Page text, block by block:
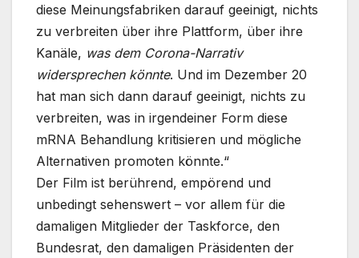
diese Meinungsfabriken darauf geeinigt, nichts
zu verbreiten über ihre Plattform, über ihre
Kanäle, was dem Corona-Narrativ
widersprechen könnte. Und im Dezember 20
hat man sich dann darauf geeinigt, nichts zu
verbreiten, was in irgendeiner Form diese
mRNA Behandlung kritisieren und mögliche
Alternativen promoten könnte.“
Der Film ist berührend, empörend und
unbedingt sehenswert – vor allem für die
damaligen Mitglieder der Taskforce, den
Bundesrat, den damaligen Präsidenten der